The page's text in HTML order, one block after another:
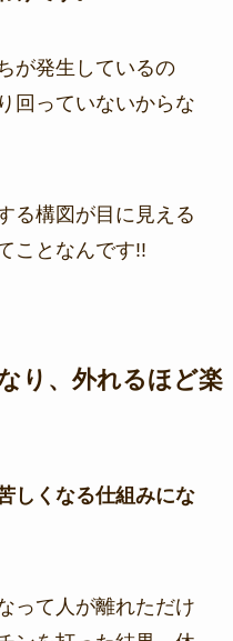
が発生しているの
回っていないからな
る構図が目に見える
ことなんです!!
り、外れるほど楽
しくなる仕組みにな
って人が離れただけ